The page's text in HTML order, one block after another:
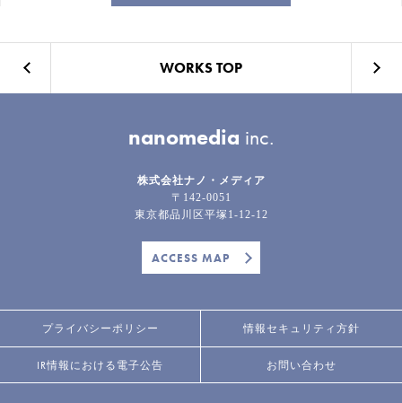
WORKS TOP
nanomedia inc.
株式会社ナノ・メディア
〒142-0051
東京都品川区平塚1-12-12
ACCESS MAP
プライバシーポリシー 情報セキュリティ方針
IR情報における電子公告 お問い合わせ